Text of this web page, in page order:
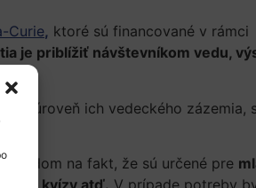
Curie, ktoré sú financované v rámci
je priblížiť návštevníkom vedu,
na úroveň ich vedeckého zázemia,
na fakt, že sú určené pre
kvízy atď. V prípade potreby